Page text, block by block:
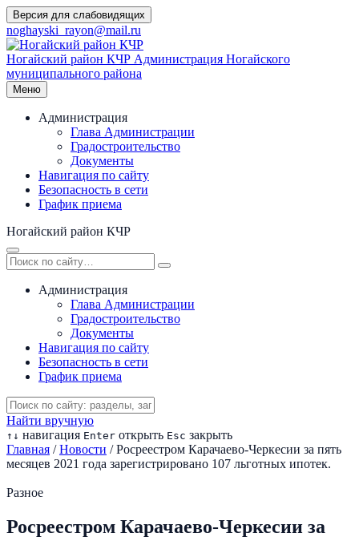
Перейти
к
содержимому
Версия для слабовидящих
noghayski_rayon@mail.ru
Ногайский район КЧР Администрация Ногайского
муниципального района
Меню
Администрация
Глава Администрации
Градостроительство
Документы
Навигация по сайту
Безопасность в сети
График приема
Ногайский район КЧР
Администрация
Глава Администрации
Градостроительство
Документы
Навигация по сайту
Безопасность в сети
График приема
Найти вручную
↑ ↓ навигация Enter открыть Esc закрыть
Главная / Новости / Росреестром Карачаево-Черкесии за пять
месяцев 2021 года зарегистрировано 107 льготных ипотек.
Разное
Росреестром Карачаево-Черкесии за